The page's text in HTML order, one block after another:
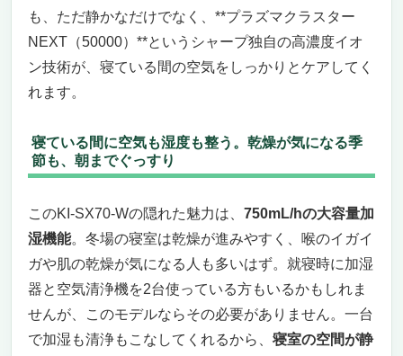
も、ただ静かなだけでなく、**プラズマクラスター
NEXT（50000）**というシャープ独自の高濃度イオ
ン技術が、寝ている間の空気をしっかりとケアしてく
れます。
寝ている間に空気も湿度も整う。乾燥が気になる季
節も、朝までぐっすり
このKI-SX70-Wの隠れた魅力は、 750mL/hの大容量加
湿機能。冬場の寝室は乾燥が進みやすく、喉のイガイ
ガや肌の乾燥が気になる人も多いはず。就寝時に加湿
器と空気清浄機を2台使っている方もいるかもしれま
せんが、このモデルならその必要がありません。一台
で加湿も清浄もこなしてくれるから、 寝室の空間が静